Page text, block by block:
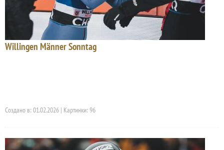
Willingen Männer Sonntag
Создано в: 01.02.2026 | Картинки: 96